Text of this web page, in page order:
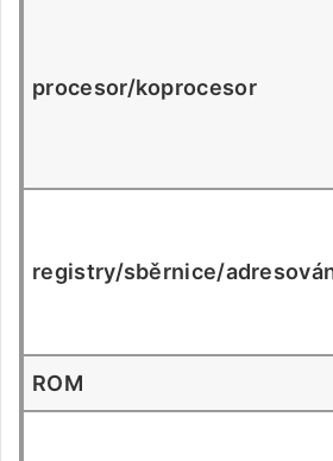
procesor/koprocesor
registry/sběrnice/
ROM